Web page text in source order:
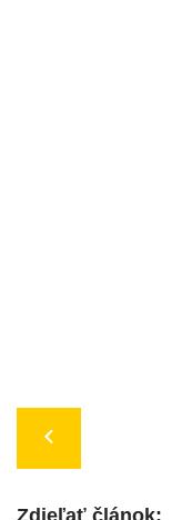
Zdieľať článok: